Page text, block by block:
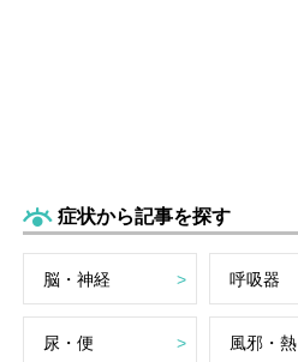
症状から記事を探す
脳・神経 呼吸器
尿・便 風邪・熱